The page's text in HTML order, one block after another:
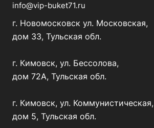
info@vip-buket71.ru
г. Новомосковск ул. Московская,
дом 33, Тульская обл.
г. Кимовск, ул. Бессолова,
дом 72А, Тульская обл.
г. Кимовск, ул. Коммунистическая,
дом 5, Тульская обл.